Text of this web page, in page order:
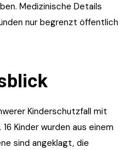
Medizinische Details
nur begrenzt öffentlich
Kinderschutzfall mit
Kinder wurden aus einem
sind angeklagt, die